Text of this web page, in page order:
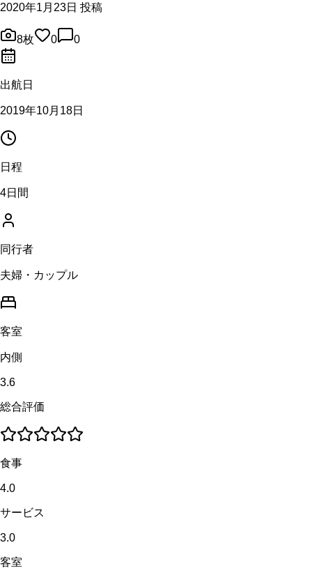
2020年1月23日 投稿
8枚 0 0
出航日
2019年10月18日
日程
4日間
同行者
夫婦・カップル
客室
内側
3.6
総合評価
食事
4.0
サービス
3.0
客室